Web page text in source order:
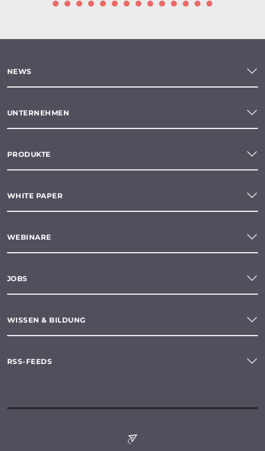
NEWS
UNTERNEHMEN
PRODUKTE
WHITE PAPER
WEBINARE
JOBS
WISSEN & BILDUNG
RSS-FEEDS